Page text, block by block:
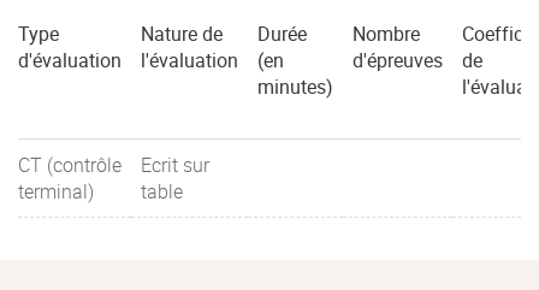
Type
d'évaluation
Nature de
l'évaluation
Durée
(en
minutes)
Nombre
d'épreuves
de
CT (contrôle
terminal)
Ecrit sur
table